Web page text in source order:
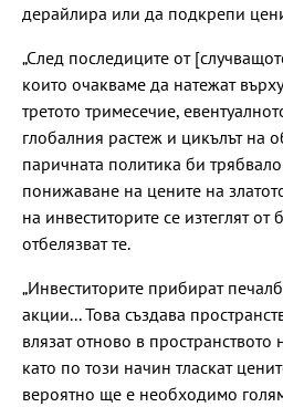
дерайлира или да подкрепи
„След последиците от
които очакваме да натежат
третото тримесечие,
глобалния растеж и цикълът на
паричната политика би
понижаване на цените на
на инвеститорите се изтеглят от
отбелязват те.
„Инвеститорите прибират
акции... Това създава
влязат отново в
като по този начин тласкат
вероятно ще е необходимо